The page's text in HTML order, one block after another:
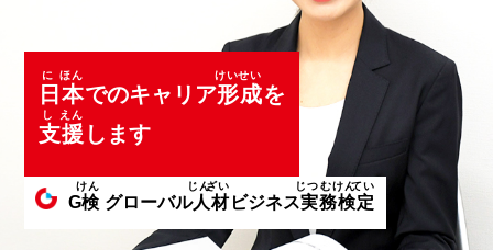
日本でのキャリア形成を
支援 します
G検 グローバル人材ビジネス実務検定